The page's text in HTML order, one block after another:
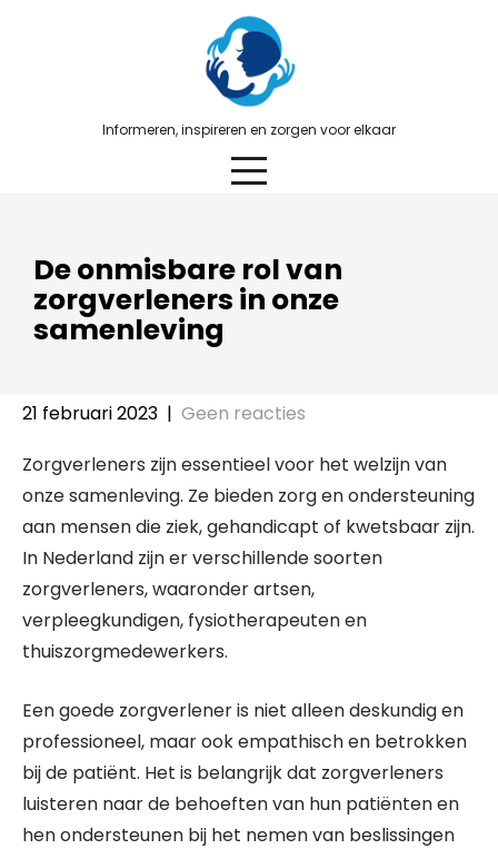
Informeren, inspireren en zorgen voor elkaar
De onmisbare rol van
zorgverleners in onze
samenleving
21 februari 2023 | Geen reacties
Zorgverleners zijn essentieel voor het welzijn van
onze samenleving. Ze bieden zorg en ondersteuning
aan mensen die ziek, gehandicapt of kwetsbaar zijn.
In Nederland zijn er verschillende soorten
zorgverleners, waaronder artsen,
verpleegkundigen, fysiotherapeuten en
thuiszorgmedewerkers.
Een goede zorgverlener is niet alleen deskundig en
professioneel, maar ook empathisch en betrokken
bij de patiënt. Het is belangrijk dat zorgverleners
luisteren naar de behoeften van hun patiënten en
hen ondersteunen bij het nemen van beslissingen